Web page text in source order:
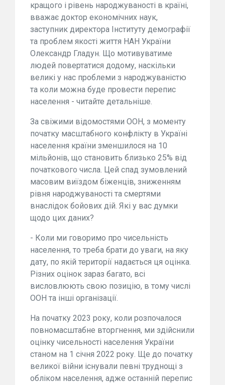
кращого і рівень народжуваності в країні,
вважає доктор економічних наук,
заступник директора Інституту демографії
та проблем якості життя НАН України
Олександр Гладун. Що мотивуватиме
людей повертатися додому, наскільки
великі у нас проблеми з народжуваністю
та коли можна буде провести перепис
населення - читайте детальніше.
За свіжими відомостями ООН, з моменту
початку масштабного конфлікту в Україні
населення країни зменшилося на 10
мільйонів, що становить близько 25% від
початкового числа. Цей спад зумовлений
масовим виїздом біженців, зниженням
рівня народжуваності та смертями
внаслідок бойових дій. Які у вас думки
щодо цих даних?
- Коли ми говоримо про чисельність
населення, то треба брати до уваги, на яку
дату, по якій території надається ця оцінка.
Різних оцінок зараз багато, всі
висловлюють свою позицію, в тому числі
ООН та інші організації.
На початку 2023 року, коли розпочалося
повномасштабне вторгнення, ми здійснили
оцінку чисельності населення України
станом на 1 січня 2022 року. Ще до початку
великої війни існували певні труднощі з
обліком населення, адже останній перепис